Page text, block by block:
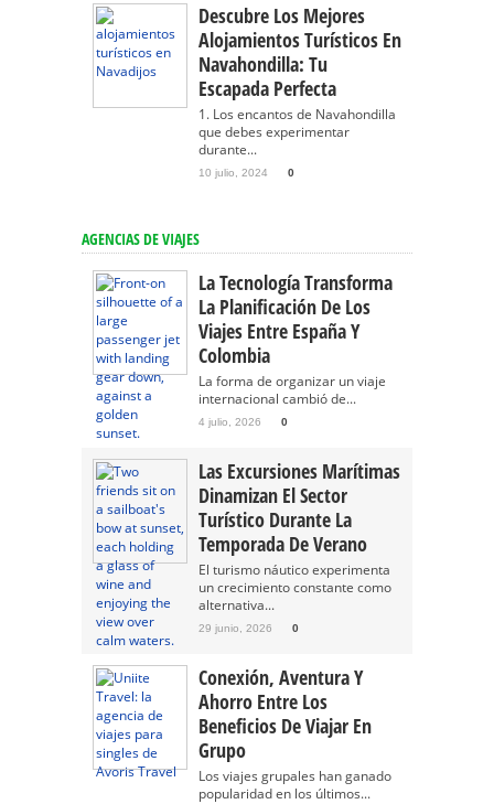
Descubre Los Mejores
Alojamientos Turísticos En
Navahondilla: Tu
Escapada Perfecta
1. Los encantos de Navahondilla
que debes experimentar
durante...
10 julio, 2024 0
AGENCIAS DE VIAJES
La Tecnología Transforma
La Planificación De Los
Viajes Entre España Y
Colombia
La forma de organizar un viaje
internacional cambió de...
4 julio, 2026 0
Las Excursiones Marítimas
Dinamizan El Sector
Turístico Durante La
Temporada De Verano
El turismo náutico experimenta
un crecimiento constante como
alternativa...
29 junio, 2026 0
Conexión, Aventura Y
Ahorro Entre Los
Beneficios De Viajar En
Grupo
Los viajes grupales han ganado
popularidad en los últimos...